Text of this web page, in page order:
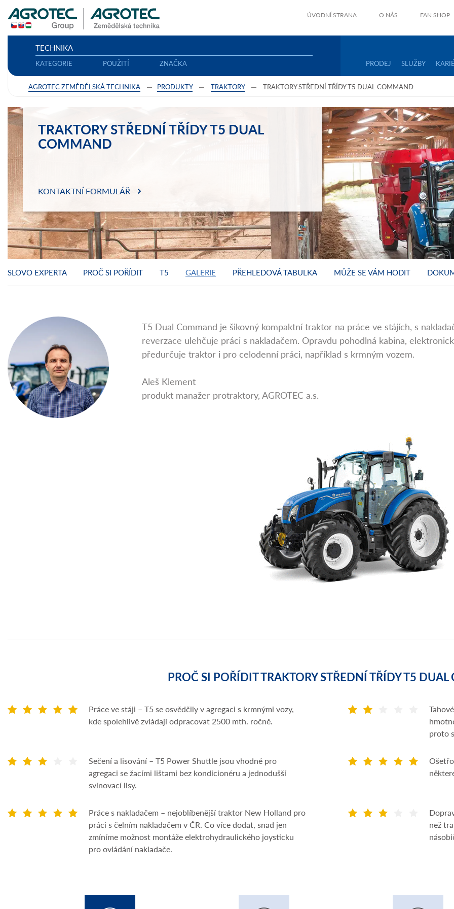
ÚVODNÍ STRANA O NÁS FAN SHOP
TECHNIKA
KATEGORIE POUŽITÍ ZNAČKA PRODEJ SLUŽBY
AGROTEC ZEMĚDĚLSKÁ TECHNIKA PRODUKTY TRAKTORY TRAKTORY STŘEDNÍ TŘÍDY T5 DUAL COMMAND
TRAKTORY STŘEDNÍ TŘÍDY T5 DUAL
COMMAND
KONTAKTNÍ FORMULÁŘ
SLOVO EXPERTA PROČ SI POŘÍDIT T5 GALERIE PŘEHLEDOVÁ TABULKA MŮŽE SE VÁM HODIT
T5 Dual Command je šikovný kompaktní traktor na práce ve stájích, s
reverzace ulehčuje práci s nakladačem. Opravdu pohodlná kabina,
předurčuje traktor i pro celodenní práci, například s krmným vozem.
Aleš Klement
produkt manažer protraktory, AGROTEC a.s.
PROČ SI POŘÍDIT TRAKTORY STŘEDNÍ TŘÍDY T5
Práce ve stáji – T5 se osvědčily v agregaci s krmnými vozy,
kde spolehlivě zvládají odpracovat 2500 mth. ročně.
proto
Sečení a lisování – T5 Power Shuttle jsou vhodné pro
agregaci se žacími lištami bez kondicionéru a jednodušší
svinovací lisy.
Práce s nakladačem – nejoblíbenější traktor New Holland pro
práci s čelním nakladačem v ČR. Co více dodat, snad jen
zmíníme možnost montáže elektrohydraulického joysticku
pro ovládání nakladače.
než